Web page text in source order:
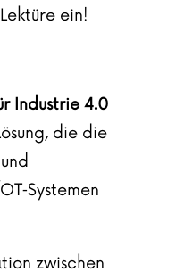
ein!
Industrie 4.0
die die
zwischen